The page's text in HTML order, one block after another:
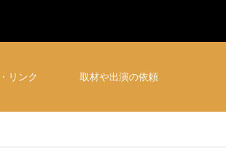
リンク 取材や出演の依頼